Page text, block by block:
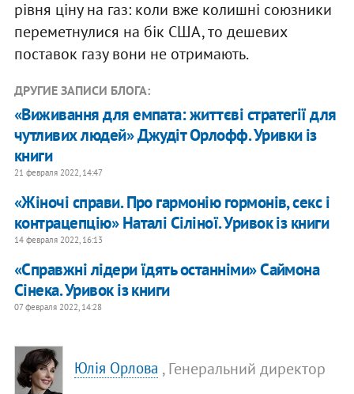
рівня ціну на газ: коли вже колишні союзники
переметнулися на бік США, то дешевих
поставок газу вони не отримають.
ДРУГИЕ ЗАПИСИ БЛОГА:
«Виживання для емпата: життєві стратегії для
чутливих людей» Джудіт Орлофф. Уривки із
книги
21 февраля 2022, 14:47
«Жіночі справи. Про гармонію гормонів, секс і
контрацепцію» Наталі Сіліної. Уривок із книги
14 февраля 2022, 16:13
«Справжні лідери їдять останніми» Саймона
Сінека. Уривок із книги
07 февраля 2022, 14:28
Юлія Орлова , Генеральний директор